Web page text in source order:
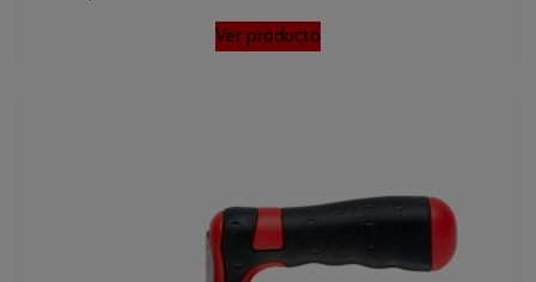
Ver producto